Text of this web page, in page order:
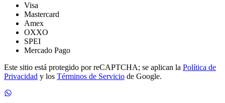
Visa
Mastercard
Amex
OXXO
SPEI
Mercado Pago
Este sitio está protegido por reCAPTCHA; se aplican la Política de
Privacidad y los Términos de Servicio de Google.